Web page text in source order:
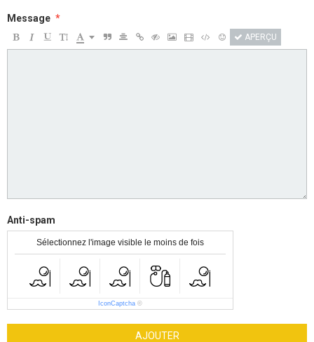
Message
APERÇU
Anti-spam
Sélectionnez l'image visible le moins de fois
IconCaptcha ©
AJOUTER